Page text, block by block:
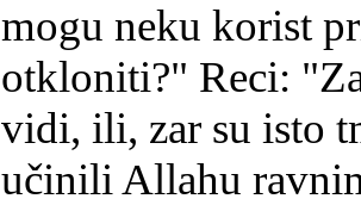
mogu neku korist
otkloniti?" Reci:
vidi, ili, zar su isto
učinili Allahu